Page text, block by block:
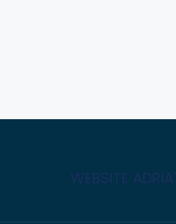
WEBSITE